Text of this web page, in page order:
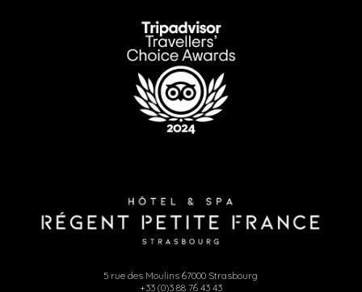
5 rue des Moulins 67000 Strasbourg
+33 (0)3 88 76 43 43